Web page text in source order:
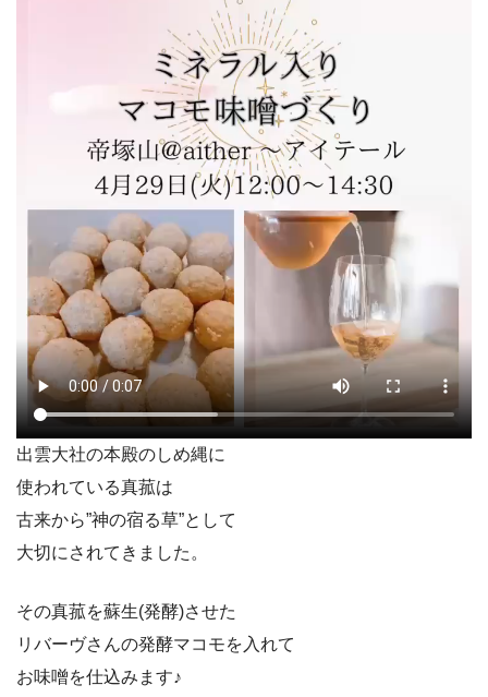
出雲大社の本殿のしめ縄に
使われている真菰は
古来から”神の宿る草”として
大切にされてきました。
その真菰を蘇生(発酵)させた
リバーヴさんの発酵マコモを入れて
お味噌を仕込みます♪